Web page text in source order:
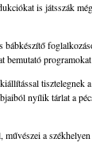
is játsszák
bemutató
tisztelegnek
nyílik tárlat a
művészei a